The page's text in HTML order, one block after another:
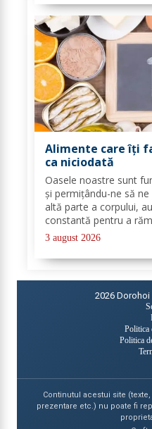
Alimente care îți
ca niciodată
Oasele noastre sunt
și permițându-ne să
altă parte a corpului,
constantă pentru a
a lungul vieții. Din
magice, ci de alimente
3 august 2026
2026 Dorohoi
Politica
Politica
Continutul acestui site
prezentare etc.) nu poate fi